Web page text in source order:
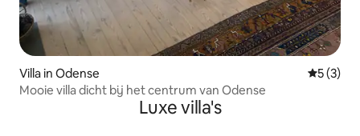
Villa in Odense
5 (3)
Mooie villa dicht bij het centrum van Odense
Luxe villa's